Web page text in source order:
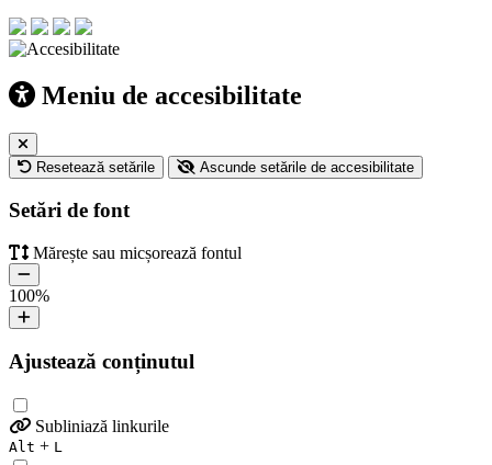
Meniu de accesibilitate
Resetează setările Ascunde setările de accesibilitate
Setări de font
Mărește sau micșorează fontul
100%
Ajustează conținutul
Subliniază linkurile
Alt + L